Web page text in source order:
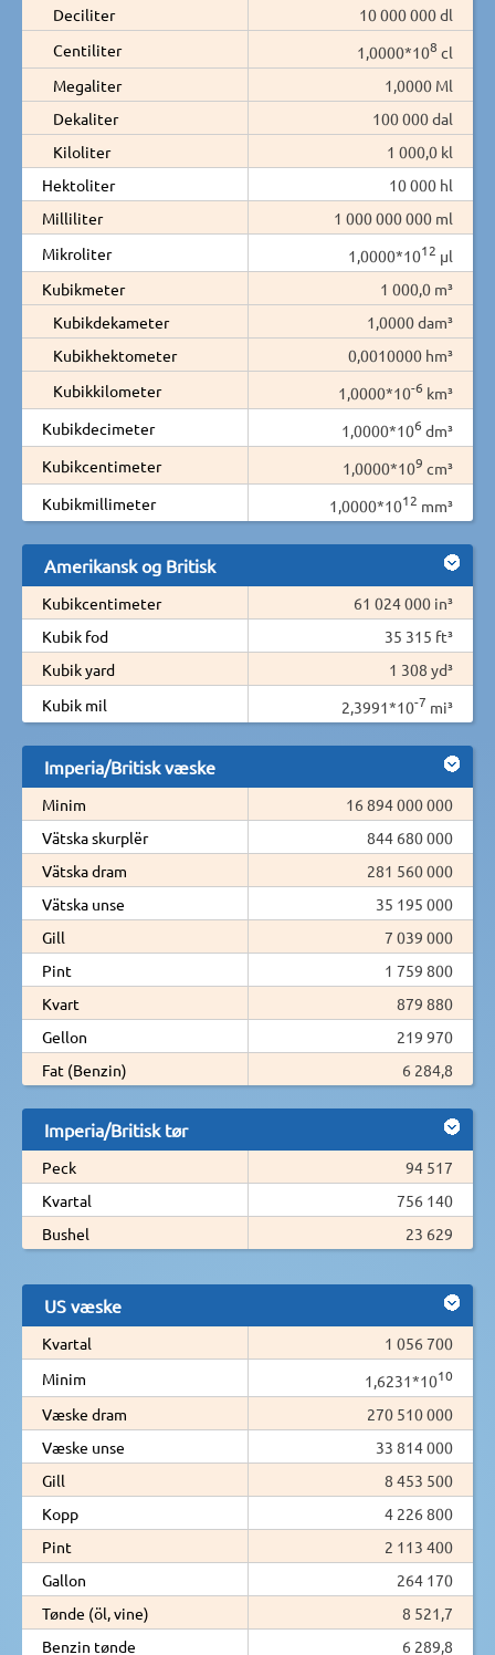
Deciliter
10 000 000 dl
Centiliter
1,0000*108 cl
Megaliter
1,0000 Ml
Dekaliter
100 000 dal
Kiloliter
1 000,0 kl
Hektoliter
10 000 hl
Milliliter
1 000 000 000 ml
Mikroliter
1,0000*1012 µl
Kubikmeter
1 000,0 m³
Kubikdekameter
1,0000 dam³
Kubikhektometer
0,0010000 hm³
Kubikkilometer
1,0000*10-6 km³
Kubikdecimeter
1,0000*106 dm³
Kubikcentimeter
1,0000*109 cm³
Kubikmillimeter
1,0000*1012 mm³
Amerikansk og Britisk
Kubikcentimeter
61 024 000 in³
Kubik fod
35 315 ft³
Kubik yard
1 308 yd³
Kubik mil
2,3991*10-7 mi³
Imperia/Britisk væske
Minim
16 894 000 000
Vätska skurplër
844 680 000
Vätska dram
281 560 000
Vätska unse
35 195 000
Gill
7 039 000
Pint
1 759 800
Kvart
879 880
Gellon
219 970
Fat (Benzin)
6 284,8
Imperia/Britisk tør
Peck
94 517
Kvartal
756 140
Bushel
23 629
US væske
Kvartal
1 056 700
Minim
1,6231*1010
Væske dram
270 510 000
Væske unse
33 814 000
Gill
8 453 500
Kopp
4 226 800
Pint
2 113 400
Gallon
264 170
Tønde (öl, vine)
8 521,7
Benzin tønde
6 289,8